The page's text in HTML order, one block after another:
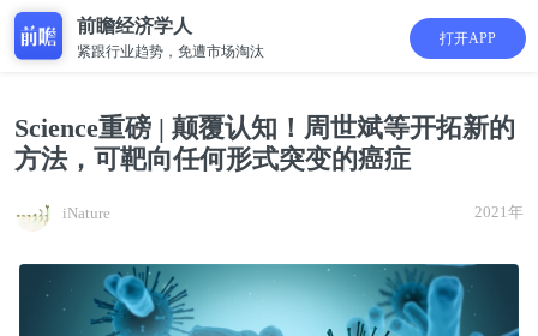
前瞻经济学人
紧跟行业趋势，免遭市场淘汰
打开APP
Science重磅 | 颠覆认知！周世斌等开拓新的
方法，可靶向任何形式突变的癌症
iNature 2021年